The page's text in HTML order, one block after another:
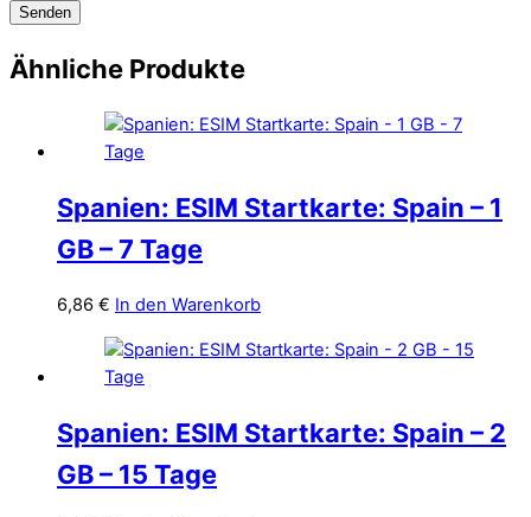
Ähnliche Produkte
Spanien: ESIM Startkarte: Spain – 1
GB – 7 Tage
6,86 € In den Warenkorb
Spanien: ESIM Startkarte: Spain – 2
GB – 15 Tage